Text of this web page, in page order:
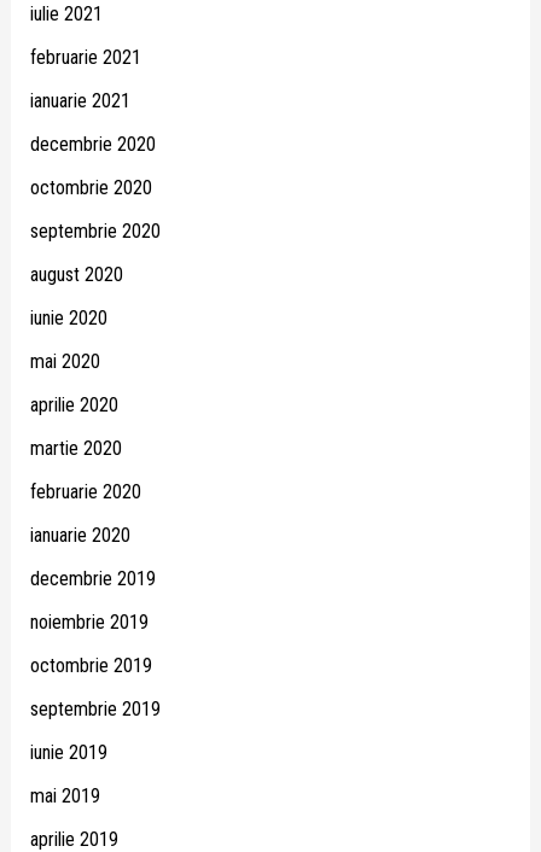
iulie 2021
februarie 2021
ianuarie 2021
decembrie 2020
octombrie 2020
septembrie 2020
august 2020
iunie 2020
mai 2020
aprilie 2020
martie 2020
februarie 2020
ianuarie 2020
decembrie 2019
noiembrie 2019
octombrie 2019
septembrie 2019
iunie 2019
mai 2019
aprilie 2019